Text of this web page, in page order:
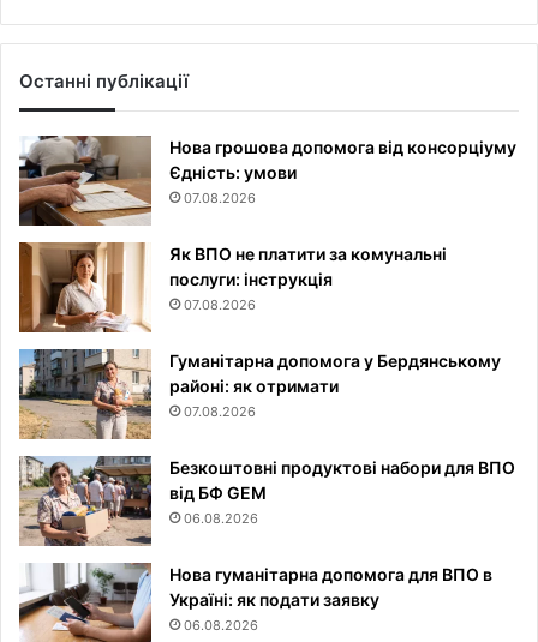
Останні публікації
Нова грошова допомога від консорціуму
Єдність: умови
07.08.2026
Як ВПО не платити за комунальні
послуги: інструкція
07.08.2026
Гуманітарна допомога у Бердянському
районі: як отримати
07.08.2026
Безкоштовні продуктові набори для ВПО
від БФ GEM
06.08.2026
Нова гуманітарна допомога для ВПО в
Україні: як подати заявку
06.08.2026